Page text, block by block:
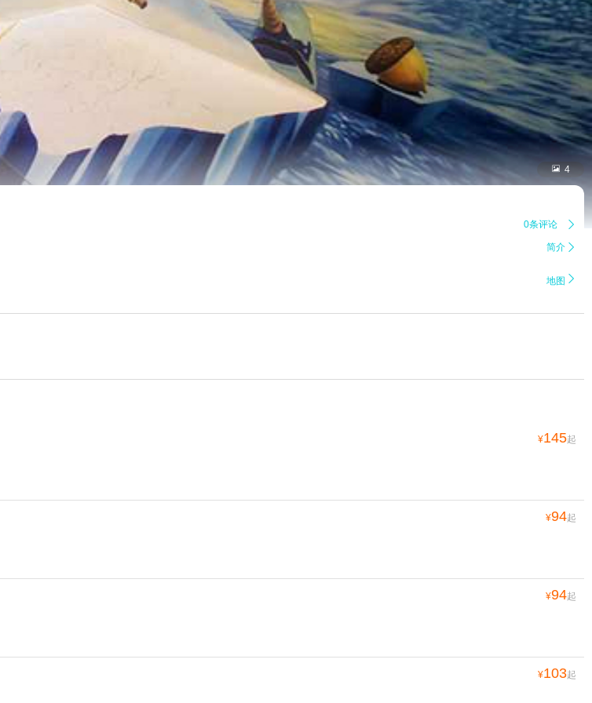
 4
0条评论 
简介 
地图 
¥145起
¥94起
¥94起
¥103起